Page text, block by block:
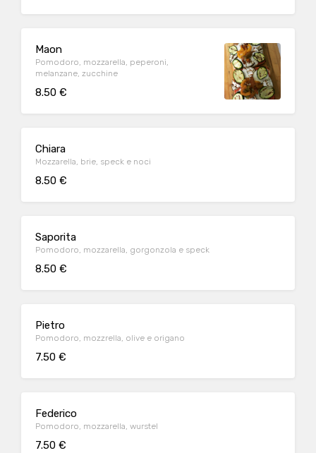
Maon
Pomodoro, mozzarella, peperoni,
melanzane, zucchine
8.50 €
Chiara
Mozzarella, brie, speck e noci
8.50 €
Saporita
Pomodoro, mozzarella, gorgonzola e speck
8.50 €
Pietro
Pomodoro, mozzrella, olive e origano
7.50 €
Federico
Pomodoro, mozzarella, wurstel
7.50 €